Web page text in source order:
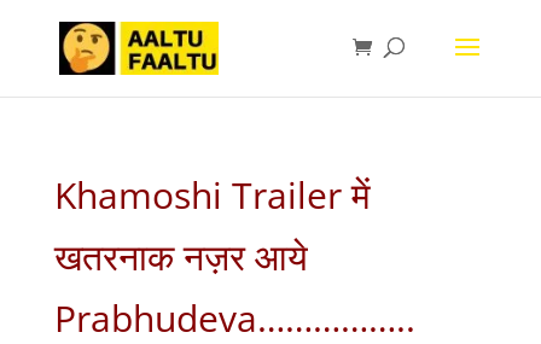
Khamoshi Trailer में
खतरनाक नज़र आये
Prabhudeva……………..